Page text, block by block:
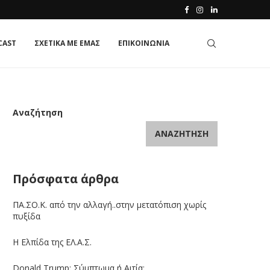
ΣΧΕΤΙΚΑ ΜΕ ΕΜΑΣ ΕΠΙΚΟΙΝΩΝΙΑ
Αναζήτηση
ΑΝΑΖΉΤΗΣΗ
Πρόσφατα άρθρα
ΠΑ.ΣΟ.Κ. από την αλλαγή..στην μετατόπιση χωρίς
πυξίδα
Η Ελπίδα της ΕΛ.Α.Σ.